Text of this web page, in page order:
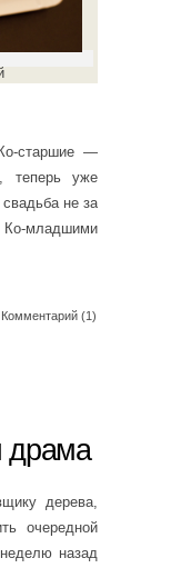
старшие —
теперь уже
не за
Ко-младшими
Комментарий (1)
драма
дерева,
очередной
назад